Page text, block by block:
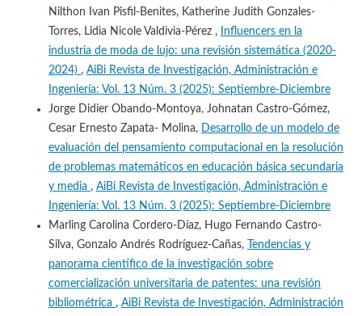
Nilthon Ivan Pisfil-Benites, Katherine Judith Gonzales-
Torres, Lidia Nicole Valdivia-Pérez ,
Influencers en la
industria de moda de lujo: una revisión sistemática (2020-
2024) , AiBi Revista de Investigación, Administración e
Ingeniería: Vol. 13 Núm. 3 (2025): Septiembre-Diciembre
Jorge Didier Obando-Montoya, Johnatan Castro-Gómez,
Cesar Ernesto Zapata- Molina, Desarrollo de un modelo de
evaluación del pensamiento computacional en la resolución
de problemas matemáticos en educación básica secundaria
y media , AiBi Revista de Investigación, Administración e
Ingeniería: Vol. 13 Núm. 3 (2025): Septiembre-Diciembre
Marling Carolina Cordero-Díaz, Hugo Fernando Castro-
Silva, Gonzalo Andrés Rodríguez-Cañas,
Tendencias y
panorama científico de la investigación sobre
comercialización universitaria de patentes: una revisión
bibliométrica , AiBi Revista de Investigación, Administración